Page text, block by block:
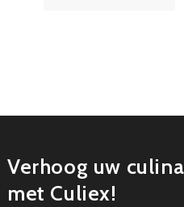
Verhoog uw
met Culiex!